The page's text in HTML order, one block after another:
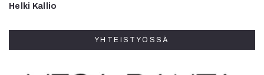
Helki Kallio
YHTEISTYÖSSÄ